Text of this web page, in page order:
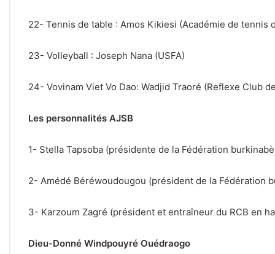
22- Tennis de table : Amos Kikiesi (Académie de tennis
23- Volleyball : Joseph Nana (USFA)
24- Vovinam Viet Vo Dao: Wadjid Traoré (Reflexe Club
Les personnalités AJSB
1- Stella Tapsoba (présidente de la Fédération
2- Amédé Béréwoudougou (président de la Fédération
3- Karzoum Zagré (président et entraîneur du RCB en
Dieu-Donné Windpouyré Ouédraogo